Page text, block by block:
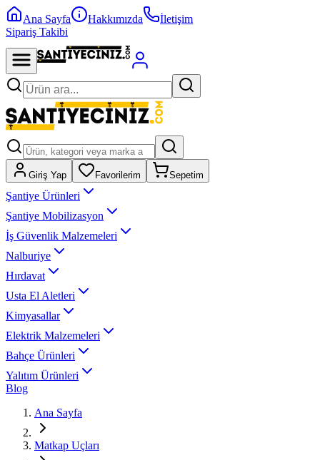
Ana Sayfa Hakkımızda
İletişim
Sipariş Takibi
Giriş Yap Favorilerim Sepetim
Şantiye Ürünleri
Şantiye Mobilizasyon
İş Güvenlik Malzemeleri
Nalburiye
Hırdavat
Usta El Aletleri
Kimyasallar
Elektrik Malzemeleri
Bahçe Ürünleri
Yalıtım Ürünleri
Blog
Ana Sayfa
Matkap Uçları